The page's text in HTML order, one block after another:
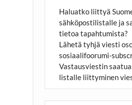
Haluatko liittyä
sähköpostilistalle ja
tietoa tapahtumista?
Lähetä tyhjä viesti
sosiaalifoorumi-
Vastausviestin
listalle liittyminen